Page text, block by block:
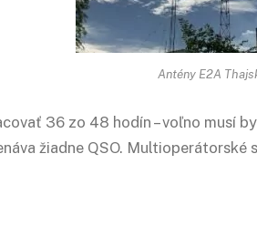
Antény E2A
36 zo 48 hodín – voľno musí
žiadne QSO. Multioperátorské